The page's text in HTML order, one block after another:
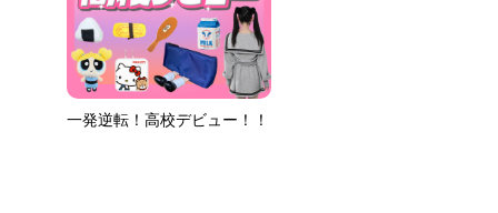
一発逆転！高校デビュー！！